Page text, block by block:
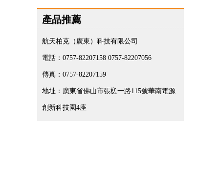
產品推薦
航天柏克（廣東）科技有限公司
電話：0757-82207158 0757-82207056
傳真：0757-82207159
地址：廣東省佛山市張槎一路115號華南電源
創新科技園4座